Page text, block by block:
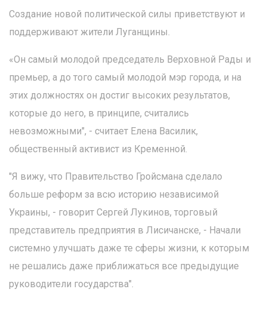
Создание новой политической силы приветствуют и
поддерживают жители Луганщины.
«Он самый молодой председатель Верховной Рады и
премьер, а до того самый молодой мэр города, и на
этих должностях он достиг высоких результатов,
которые до него, в принципе, считались
невозможными", - считает Елена Василик,
общественный активист из Кременной.
"Я вижу, что Правительство Гройсмана сделало
больше реформ за всю историю независимой
Украины, - говорит Сергей Лукинов, торговый
представитель предприятия в Лисичанске, - Начали
системно улучшать даже те сферы жизни, к которым
не решались даже приближаться все предыдущие
руководители государства".